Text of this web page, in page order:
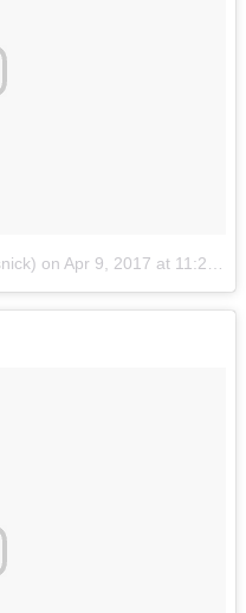
on Apr 9, 2017 at 11:27pm PDT